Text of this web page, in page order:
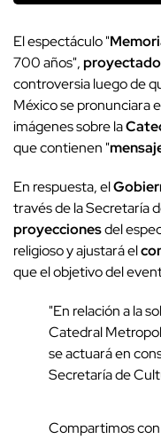
El espectáculo "
700 años",proyectado
controversia luego de
México se pronunciara
imágenes sobre la
que contienen "
En respuesta, el
través de la Secretaría
proyeccionesdel
religioso y ajustará el
que el objetivo del
"En relación a la
Catedral
se actuará en
Secretaría de
Compartimos